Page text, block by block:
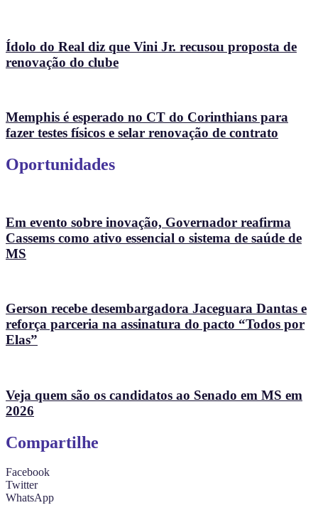
Ídolo do Real diz que Vini Jr. recusou proposta de
renovação do clube
Memphis é esperado no CT do Corinthians para
fazer testes físicos e selar renovação de contrato
Oportunidades
Em evento sobre inovação, Governador reafirma
Cassems como ativo essencial o sistema de saúde de
MS
Gerson recebe desembargadora Jaceguara Dantas e
reforça parceria na assinatura do pacto “Todos por
Elas”
Veja quem são os candidatos ao Senado em MS em
2026
Compartilhe
Facebook
Twitter
WhatsApp